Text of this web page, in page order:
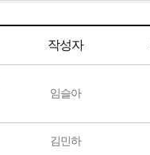
작성자
임슬아
김민하